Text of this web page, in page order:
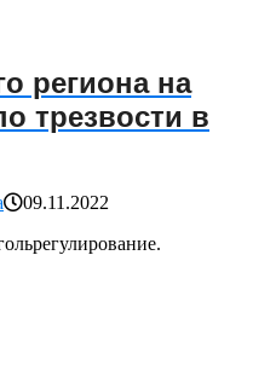
региона на
трезвости в
09.11.2022